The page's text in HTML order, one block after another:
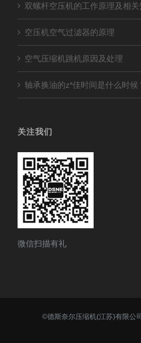
双螺杆空压机的工作原理及相关
空压机空气过滤器的原理
空气压缩机跳机原因及处理
轴承换油的z*佳时间是什么时候
关注我们
微信扫描有礼
©德斯奈尔压缩机(江苏)有限公